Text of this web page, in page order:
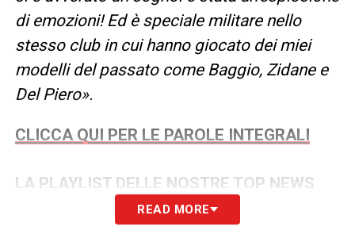
di emozioni! Ed è speciale militare nello
stesso club in cui hanno giocato dei miei
modelli del passato come Baggio, Zidane e
Del Piero».
CLICCA QUI PER LE PAROLE INTEGRALI
LA PLAYLIST DELLE NOSTRE TOP NEWS
READ MORE